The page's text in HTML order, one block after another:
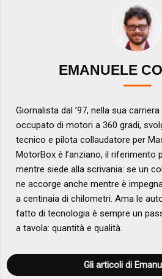
EMANUELE
Giornalista dal ’97, nella sua
occupato di motori a 360 gradi,
tecnico e pilota collaudatore per
MotorBox è l’anziano, il riferimento
mentre siede alla scrivania: se un
ne accorge anche mentre è
a centinaia di chilometri. Ama le
fatto di tecnologia è sempre un
a tavola: quantità e qualità.
Gli articoli di